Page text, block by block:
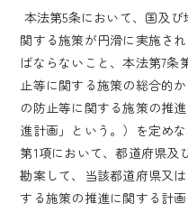
本法第5条において、国及
関する施策が円滑に実施さ
ばならないこと、本法第7条
止等に関する施策の総合的
の防止等に関する施策の推
進計画」という。）を定め
第1項において、都道府県及
勘案して、当該都道府県又
する施策の推進に関する計